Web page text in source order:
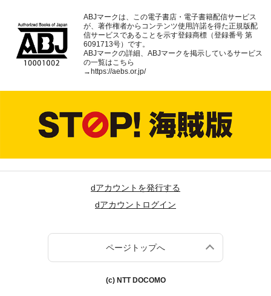
ABJマークは、この電子書店・電子書籍配信サービス
が、著作権者からコンテンツ使用許諾を得た正規版配
信サービスであることを示す登録商標（登録番号 第
6091713号）です。
ABJマークの詳細、ABJマークを掲示しているサービス
の一覧はこちら
→https://aebs.or.jp/
dアカウントを発行する
dアカウントログイン
ページトップへ
(c) NTT DOCOMO